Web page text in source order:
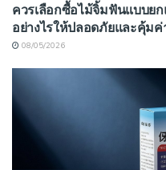
ควรเลือกซื้อไม้จิ้มฟันแบบย
อย่างไรให้ปลอดภัยและคุ้ม
08/05/2026